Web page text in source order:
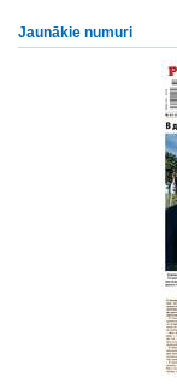
Jaunākie numuri